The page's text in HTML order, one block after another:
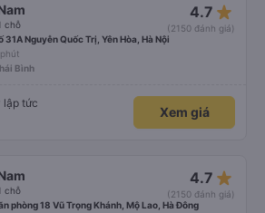
chỗ
4.7 star_rate
(2150 đánh giá)
31A Nguyễn Quốc Trị, Yên Hòa, Hà Nội
Bình
lập tức
Xem giá
chỗ
4.7 star_rate
(2150 đánh giá)
phòng 18 Vũ Trọng Khánh, Mộ Lao, Hà Đông